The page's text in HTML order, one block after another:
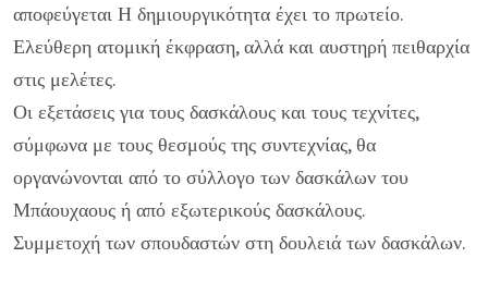
αποφεύγεται Η δημιουργικότητα έχει το πρωτείο.
Ελεύθερη ατομική έκφραση, αλλά και αυστηρή πειθαρχία
στις μελέτες.
Οι εξετάσεις για τους δασκάλους και τους τεχνίτες,
σύμφωνα με τους θεσμούς της συντεχνίας, θα
οργανώνονται από το σύλλογο των δασκάλων του
Μπάουχαους ή από εξωτερικούς δασκάλους.
Συμμετοχή των σπουδαστών στη δουλειά των δασκάλων.